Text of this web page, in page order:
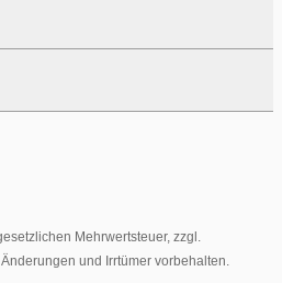
Mehrwertsteuer, zzgl.
und Irrtümer vorbehalten.